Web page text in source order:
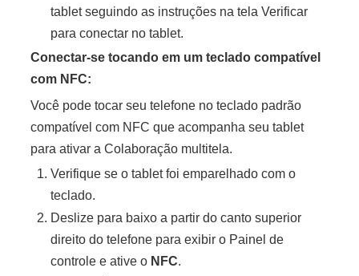
tablet seguindo as instruções na tela Verificar
para conectar no tablet.
Conectar-se tocando em um teclado compatível
com NFC:
Você pode tocar seu telefone no teclado padrão
compatível com NFC que acompanha seu tablet
para ativar a Colaboração multitela.
Verifique se o tablet foi emparelhado com o
teclado.
Deslize para baixo a partir do canto superior
direito do telefone para exibir o Painel de
controle e ative o NFC.